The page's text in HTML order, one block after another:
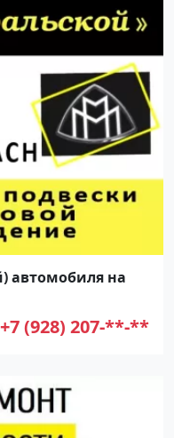
автомобиля на
+7 (928) 207-**-**